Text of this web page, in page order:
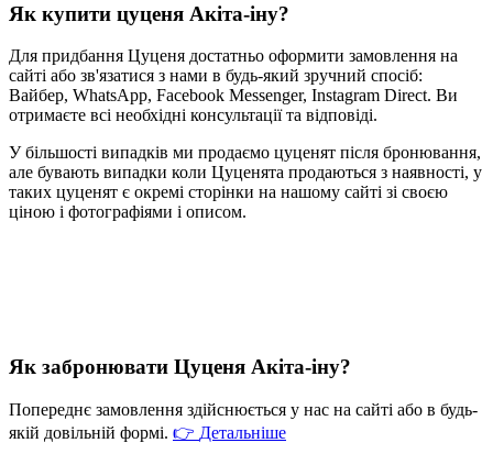
Як купити цуценя Акіта-іну?
Для придбання Цуценя достатньо оформити замовлення на
сайті або зв'язатися з нами в будь-який зручний спосіб:
Вайбер, WhatsApp, Facebook Messenger, Instagram Direct. Ви
отримаєте всі необхідні консультації та відповіді.
У більшості випадків ми продаємо цуценят після бронювання,
але бувають випадки коли Цуценята продаються з наявності, у
таких цуценят є окремі сторінки на нашому сайті зі своєю
ціною і фотографіями і описом.
Як забронювати Цуценя Акіта-іну?
Попереднє замовлення здійснюється у нас на сайті або в будь-
якій довільній формі. 👉 Детальніше